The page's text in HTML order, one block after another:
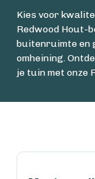
Kies voor
Redwood Hout-
buitenruimte en
omheining.
je tuin met onze